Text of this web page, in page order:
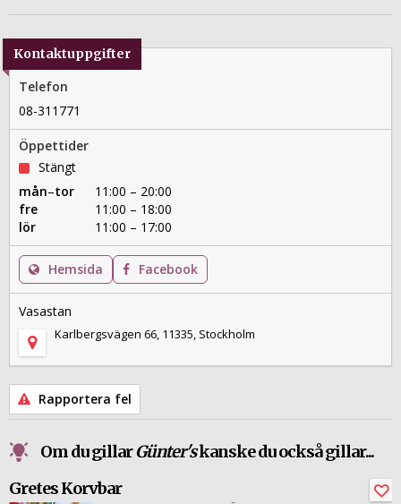
Kontaktuppgifter
Telefon
08-311771
Öppettider
Stängt
mån–tor
11:00 – 20:00
fre
11:00 – 18:00
lör
11:00 – 17:00
Hemsida Facebook
Vasastan
Karlbergsvägen 66, 11335, Stockholm
Rapportera fel
Om du gillarGünter'skanske du också gillar...
Gretes Korvbar